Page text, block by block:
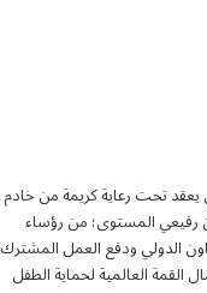
السيبراني 2024م بالعاصمة الرياض، الذي يعقد تحت رعاية كريمة من خادم
رفيعي المستوى؛ من رؤساء
من أكثر من 120 دولة، وذلك لتعزيز التعاون الدولي ودفع العمل المشترك
القمة العالمية لحماية الطفل